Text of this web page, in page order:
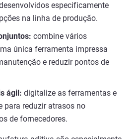
especificamente
na linha de produção.
combine vários
única ferramenta impressa
e reduzir pontos de
ágil: digitalize as ferramentas e
para reduzir atrasos no
de fornecedores.